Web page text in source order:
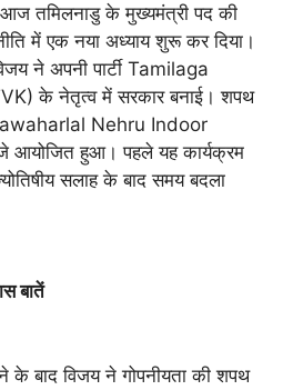
तमिलनाडु के मुख्यमंत्री पद की
में एक नया अध्याय शुरू कर दिया।
ने अपनी पार्टी Tamilaga
के नेतृत्व में सरकार बनाई। शपथ
Nehru Indoor
हुआ। पहले यह कार्यक्रम
सलाह के बाद समय बदला
बातें
के बाद विजय ने गोपनीयता की शपथ